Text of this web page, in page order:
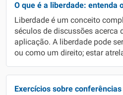
O que é a liberdade: entenda
Liberdade é um conceito
séculos de discussões acerca
aplicação. A liberdade pode
ou como um direito; estar
Exercícios sobre